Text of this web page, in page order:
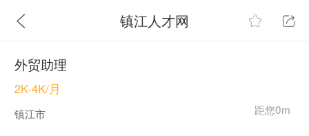
镇江人才网
外贸助理
距您0m
2K-4K/月
镇江市